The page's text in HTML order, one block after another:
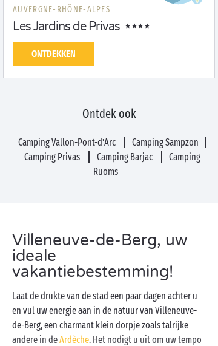
AUVERGNE-RHÔNE-ALPES
Les Jardins de Privas
ONTDEKKEN
Ontdek ook
Camping Vallon-Pont-d’Arc
Camping Sampzon
Camping Privas
Camping Barjac
Camping
Ruoms
Villeneuve-de-Berg, uw
ideale
vakantiebestemming!
Laat de drukte van de stad een paar dagen achter u
en vul uw energie aan in de natuur van Villeneuve-
de-Berg, een charmant klein dorpje zoals talrijke
andere in deArdèche. Het nodigt u uit om uw tempo